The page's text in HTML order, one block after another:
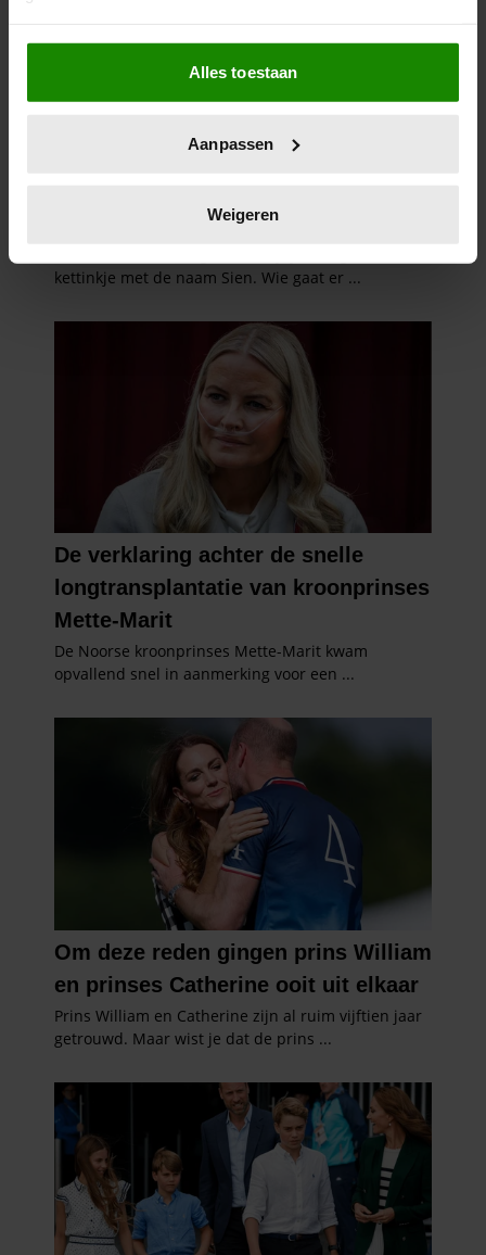
Als u het toestaat, willen we ook graag:
Informatie verzamelen over uw geografische
locatie, die tot een paar meter nauwkeurig kan zijn
scannen op specifieke eigenschappen (fingerprinting)
verwerkt en stel uw voorkeuren in het
intrekken in de Cookieverklaring.
personaliseren, om functies voor social media te bieden
en om ons websiteverkeer te analyseren. Ook delen we
informatie over uw gebruik van onze site met onze
partners voor social media, adverteren en analyse. Deze
partners kunnen deze gegevens combineren met andere
informatie die u aan ze heeft verstrekt of die ze hebben
verzameld op basis van uw gebruik van hun services. U
gaat akkoord met onze cookies als u onze website blijft
gebruiken.
Alles toestaan
Aanpassen
Weigeren